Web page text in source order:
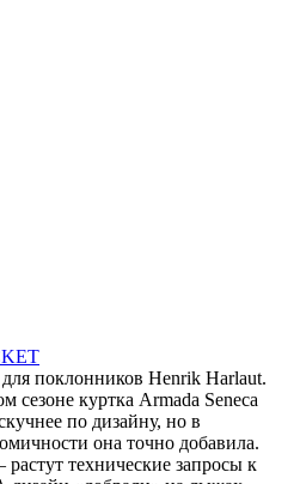
поклонников Henrik Harlaut.
сезоне куртка Armada Seneca
по дизайну, но в
она точно добавила.
растут технические запросы к